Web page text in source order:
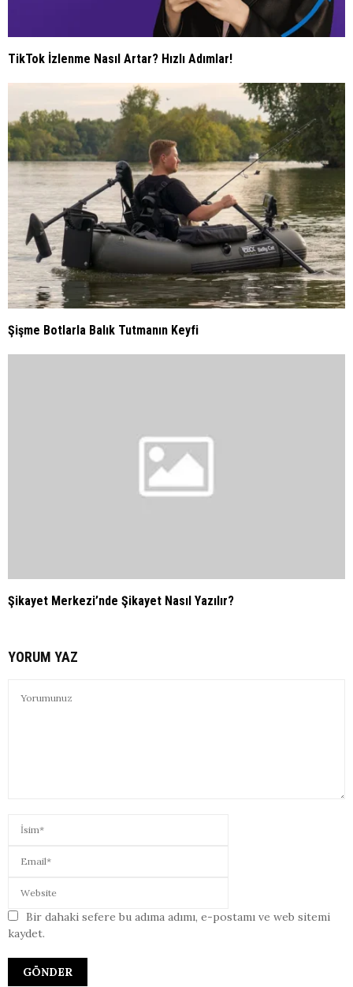
TikTok İzlenme Nasıl Artar? Hızlı Adımlar!
Şişme Botlarla Balık Tutmanın Keyfi
Şikayet Merkezi’nde Şikayet Nasıl Yazılır?
YORUM YAZ
Bir dahaki sefere bu adıma adımı, e-postamı ve web sitemi
kaydet.